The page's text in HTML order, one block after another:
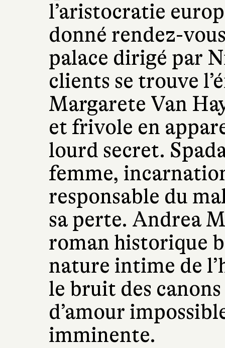
l’aristocratie
donné rendez-
palace dirigé par
clients se trouve
Margarete Van
et frivole en
lourd secret.
femme,
responsable du
sa perte. Andrea
roman historique
nature intime de
le bruit des
d’amour
imminente.